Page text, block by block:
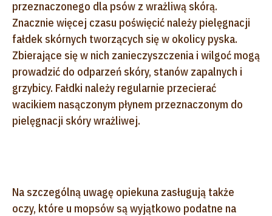
przeznaczonego dla psów z wrażliwą skórą.
Znacznie więcej czasu poświęcić należy pielęgnacji
fałdek skórnych tworzących się w okolicy pyska.
Zbierające się w nich zanieczyszczenia i wilgoć mogą
prowadzić do odparzeń skóry, stanów zapalnych i
grzybicy. Fałdki należy regularnie przecierać
wacikiem nasączonym płynem przeznaczonym do
pielęgnacji skóry wrażliwej.
Na szczególną uwagę opiekuna zasługują także
oczy, które u mopsów są wyjątkowo podatne na